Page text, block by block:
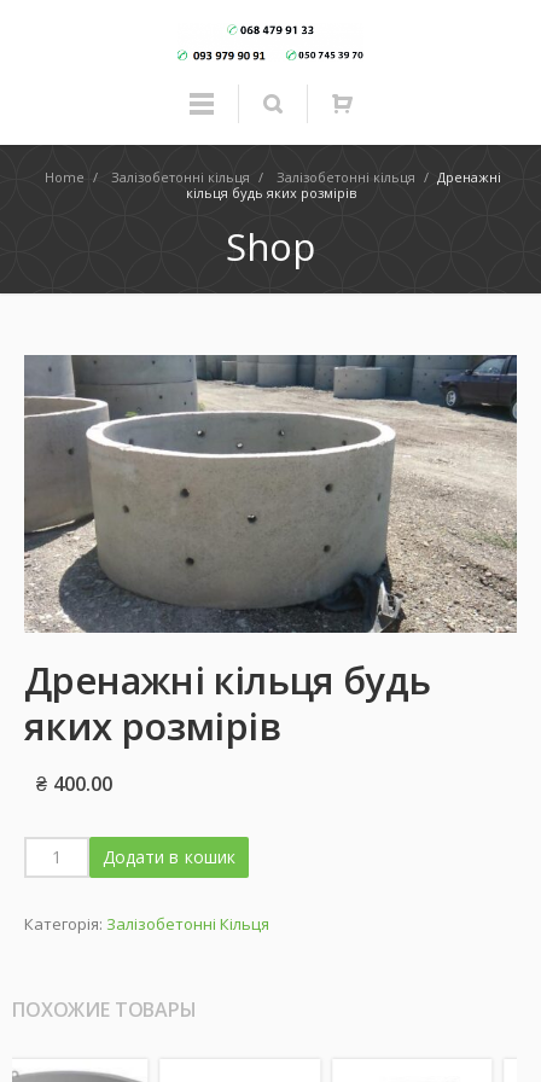
Home / Залізобетонні кільця / Залізобетонні кільця / Дренажні
кільця будь яких розмірів
Shop
Дренажні кільця будь
яких розмірів
₴ 400.00
Додати в кошик
Категорія: Залізобетонні Кільця
ПОХОЖИЕ ТОВАРЫ